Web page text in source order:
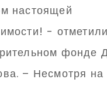
настоящей
-
фонде
– Несмотря на